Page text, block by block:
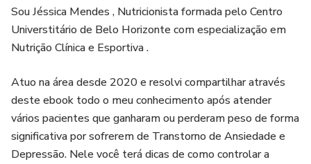
Sou Jéssica Mendes , Nutricionista formada pelo Centro
Universtitário de Belo Horizonte com especialização em
Nutrição Clínica e Esportiva .
Atuo na área desde 2020 e resolvi compartilhar através
deste ebook todo o meu conhecimento após atender
vários pacientes que ganharam ou perderam peso de forma
significativa por sofrerem de Transtorno de Ansiedade e
Depressão. Nele você terá dicas de como controlar a